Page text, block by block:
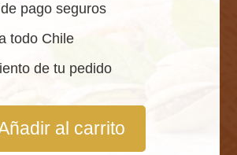
pago seguros
todo Chile
de tu pedido
al carrito